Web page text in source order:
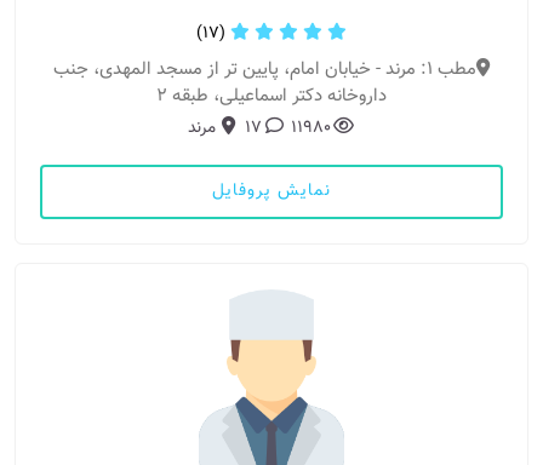
(17)
مطب 1: مرند - خیابان امام، پایین تر از مسجد المهدی، جنب
داروخانه دکتر اسماعیلی، طبقه 2
11980
17 مرند
نمایش پروفایل